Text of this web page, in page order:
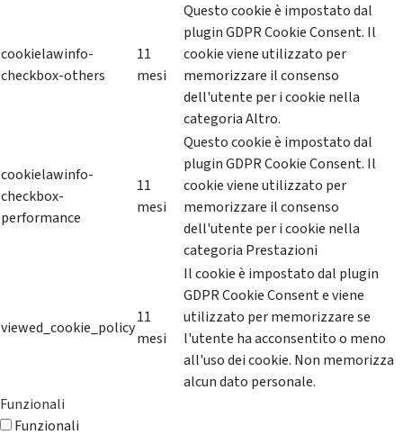
cookielawinfo-
checkbox-others
11
mesi
Questo cookie è impostato dal
plugin GDPR Cookie Consent. Il
cookie viene utilizzato per
memorizzare il consenso
dell'utente per i cookie nella
categoria Altro.
cookielawinfo-
checkbox-
performance
11
mesi
Questo cookie è impostato dal
plugin GDPR Cookie Consent. Il
cookie viene utilizzato per
memorizzare il consenso
dell'utente per i cookie nella
categoria Prestazioni
viewed_cookie_policy
11
mesi
Il cookie è impostato dal plugin
GDPR Cookie Consent e viene
utilizzato per memorizzare se
l'utente ha acconsentito o meno
all'uso dei cookie. Non memorizza
alcun dato personale.
Funzionali
Funzionali